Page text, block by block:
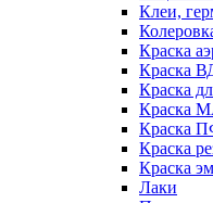
Клеи,
Краска
Краска
Краска
Краска
Краска
Краска
Краска
Лаки